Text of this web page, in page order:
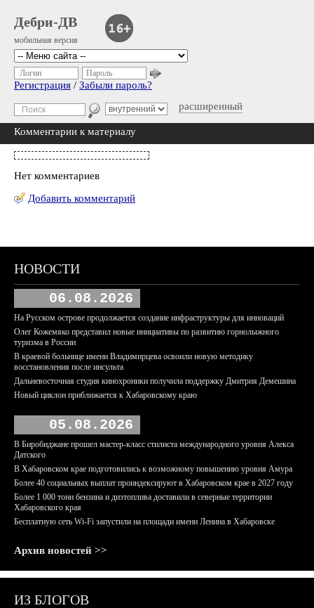
Дебри-ДВ
мобильная версия
расширенный
Логин Пароль
Регистрация / Забыли пароль?
Комментарии к материалу
Нет комментариев
Добавить комментарий
НОВОСТИ
06.08.2026
На Русском острове продолжается создание инфраструктуры для инноваций
Олег Кожемяко представил новые инициативы по развитию горнолыжного
туризма в России
В краевой больнице имени Владимирцева освоили новую методику
восстановления после инсульта
Дальневосточная студия кинохроники получила поддержку Дмитрия Демешина
Новый циклон приближается к Хабаровскому краю
05.08.2026
В Биробиджане прошел мастер-класс стилиста международного уровня Алекса
Датского
В Хабаровском крае подготовились к возможному повышению уровня Амура
Более 40 социальных выплат проиндексируют в Хабаровском крае в 2027 году
Более 1 000 тонн бензина и дизтоплива доставили в северные территории
Хабаровского края
Бесплатную сеть Wi-Fi запустили на площади имени Ленина в Хабаровске
Архив новостей >>
ИЗ БЛОГОВ